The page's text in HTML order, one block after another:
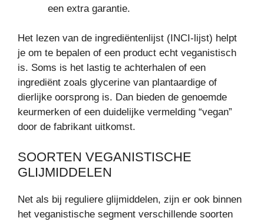
een extra garantie.
Het lezen van de ingrediëntenlijst (INCI-lijst) helpt
je om te bepalen of een product echt veganistisch
is. Soms is het lastig te achterhalen of een
ingrediënt zoals glycerine van plantaardige of
dierlijke oorsprong is. Dan bieden de genoemde
keurmerken of een duidelijke vermelding “vegan”
door de fabrikant uitkomst.
SOORTEN VEGANISTISCHE
GLIJMIDDELEN
Net als bij reguliere glijmiddelen, zijn er ook binnen
het veganistische segment verschillende soorten